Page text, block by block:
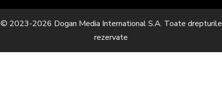
© 2023-2026 Dogan Media International S.A. Toate drepturile
rezervate